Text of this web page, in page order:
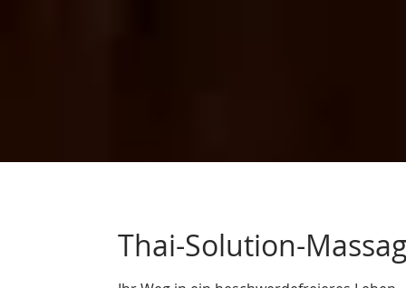
Thai-Solution-